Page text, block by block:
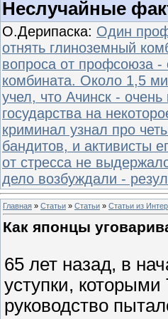
Неслучайные
О.Дерипаска: Один
отнять глиноземный
вопроса от профсоюза
комбината. Около 1,5
учел, что Ачинск -
государства на
криминал узнал про
бандитов, и активисты
от стресса не
дело возбуждали -
Главная » Статьи » Статьи » Статьи из
Как японцы
65 лет назад, в
уступки,
руководство